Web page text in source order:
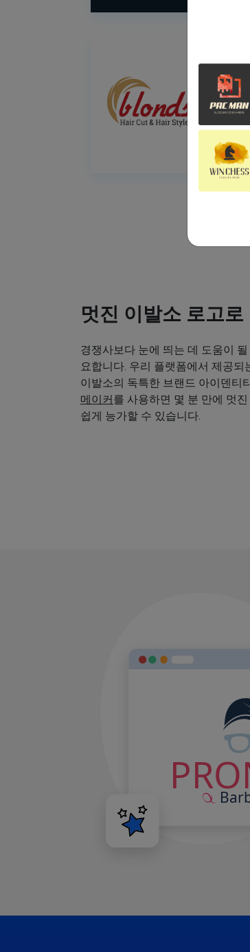
멋진 이발소 로고
경쟁사보다 눈에 띄는 데 도움이
요합니다. 우리 플랫폼에서 제공
이발소의 독특한 브랜드 아이덴티
메이커 를 사용하면 몇 분 만에 멋
쉽게 능가할 수 있습니다.